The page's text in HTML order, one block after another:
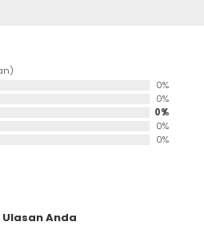
0%
0%
0%
0%
0%
Ulasan Anda